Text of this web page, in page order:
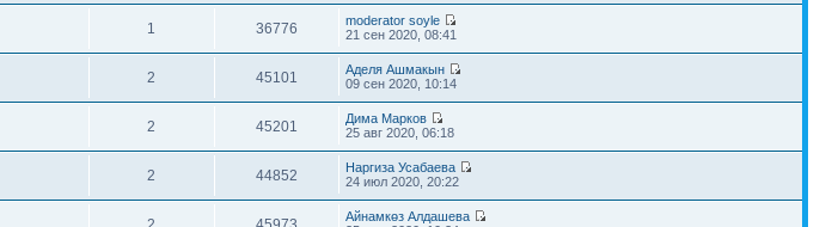
1 36776
moderator soyle
21 сен 2020, 08:41
2 45101
Аделя Ашмакын
09 сен 2020, 10:14
2 45201
Дима Марков
25 авг 2020, 06:18
2 44852
Наргиза Усабаева
24 июл 2020, 20:22
Айнамкөз Алдашева